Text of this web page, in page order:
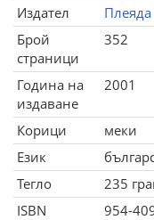
Издател
Плеяда
Брой
страници
352
Година на
издаване
2001
Корици
меки
Език
Тегло
235
ISBN
954-